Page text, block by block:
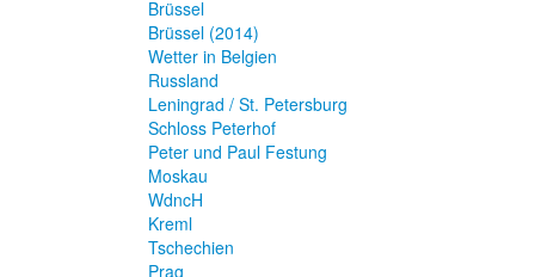
Brüssel
Brüssel (2014)
Wetter in Belgien
Russland
Leningrad / St. Petersburg
Schloss Peterhof
Peter und Paul Festung
Moskau
WdncH
Kreml
Tschechien
Prag